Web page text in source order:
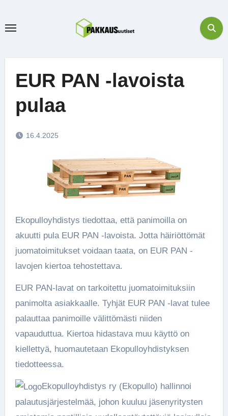
EUR PAN -lavoista
pulaa
16.4.2025
Ekopulloyhdistys tiedottaa, että panimoilla on
akuutti pula EUR PAN -lavoista. Jotta häiriöttömät
juomatoimitukset voidaan taata, on EUR PAN -
lavojen kiertoa tehostettava.
EUR PAN-lavat on tarkoitettu juomatoimituksiin
panimolta asiakkaalle. Tyhjät EUR PAN -lavat tulee
palauttaa panimoille välittömästi niiden
vapauduttua. Kiertoa hidastava muu käyttö on
kiellettyä, huomautetaan Ekopulloyhdistyksen
tiedotteessa.
Ekopulloyhdistys ry (Ekopullo) hallinnoi
palautusjärjestelmää, johon kuuluu jäsenyritysten